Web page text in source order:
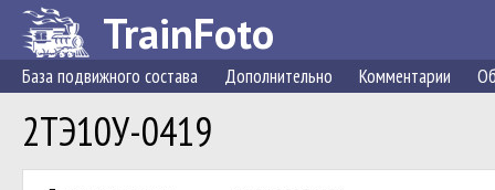
TrainFoto
База подвижного состава Дополнительно Комментарии
2ТЭ10У-0419